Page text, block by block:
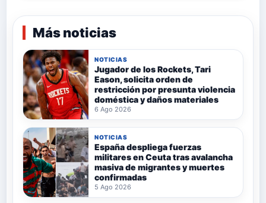
Más noticias
NOTICIAS
Jugador de los Rockets, Tari
Eason, solicita orden de
restricción por presunta violencia
doméstica y daños materiales
6 Ago 2026
NOTICIAS
España despliega fuerzas
militares en Ceuta tras avalancha
masiva de migrantes y muertes
confirmadas
5 Ago 2026